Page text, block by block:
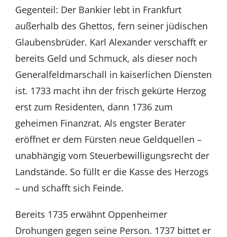
Gegenteil: Der Bankier lebt in Frankfurt
außerhalb des Ghettos, fern seiner jüdischen
Glaubensbrüder. Karl Alexander verschafft er
bereits Geld und Schmuck, als dieser noch
Generalfeldmarschall in kaiserlichen Diensten
ist. 1733 macht ihn der frisch gekürte Herzog
erst zum Residenten, dann 1736 zum
geheimen Finanzrat. Als engster Berater
eröffnet er dem Fürsten neue Geldquellen –
unabhängig vom Steuerbewilligungsrecht der
Landstände. So füllt er die Kasse des Herzogs
– und schafft sich Feinde.
Bereits 1735 erwähnt Oppenheimer
Drohungen gegen seine Person. 1737 bittet er